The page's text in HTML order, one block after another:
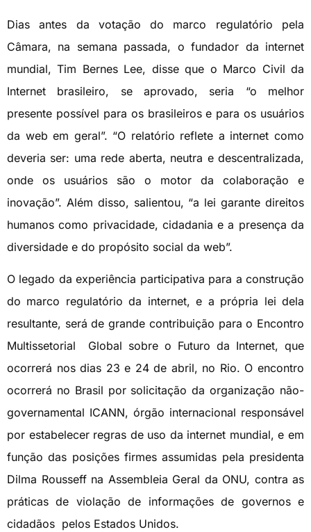
Dias antes da votação do marco regulatório pela
Câmara, na semana passada, o fundador da internet
mundial, Tim Bernes Lee, disse que o Marco Civil da
Internet brasileiro, se aprovado, seria “o melhor
presente possível para os brasileiros e para os usuários
da web em geral”. “O relatório reflete a internet como
deveria ser: uma rede aberta, neutra e descentralizada,
onde os usuários são o motor da colaboração e
inovação”. Além disso, salientou, “a lei garante direitos
humanos como privacidade, cidadania e a presença da
diversidade e do propósito social da web”.
O legado da experiência participativa para a construção
do marco regulatório da internet, e a própria lei dela
resultante, será de grande contribuição para o Encontro
Multissetorial Global sobre o Futuro da Internet, que
ocorrerá nos dias 23 e 24 de abril, no Rio. O encontro
ocorrerá no Brasil por solicitação da organização não-
governamental ICANN, órgão internacional responsável
por estabelecer regras de uso da internet mundial, e em
função das posições firmes assumidas pela presidenta
Dilma Rousseff na Assembleia Geral da ONU, contra as
práticas de violação de informações de governos e
cidadãos pelos Estados Unidos.